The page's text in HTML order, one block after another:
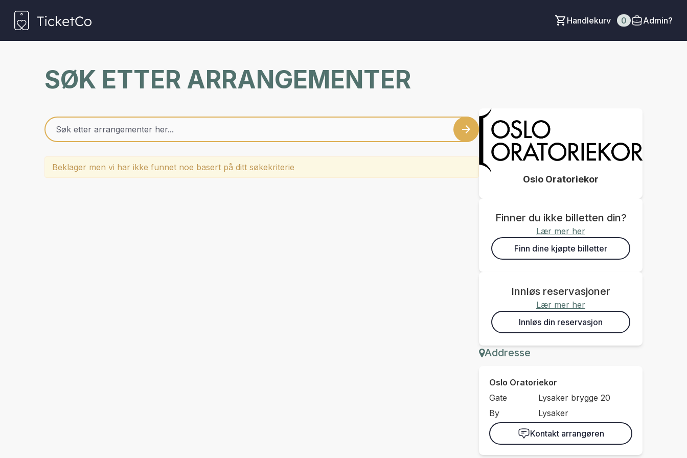
Handlekurv 0 Admin?
SØK ETTER ARRANGEMENTER
Beklager men vi har ikke funnet noe basert på ditt søkekriterie
Oslo Oratoriekor
Finner du ikke billetten din?
Lær mer her
Finn dine kjøpte billetter
Innløs reservasjoner
Lær mer her
Innløs din reservasjon
Addresse
Oslo Oratoriekor
Gate
Lysaker brygge 20
By
Lysaker
Kontakt arrangøren